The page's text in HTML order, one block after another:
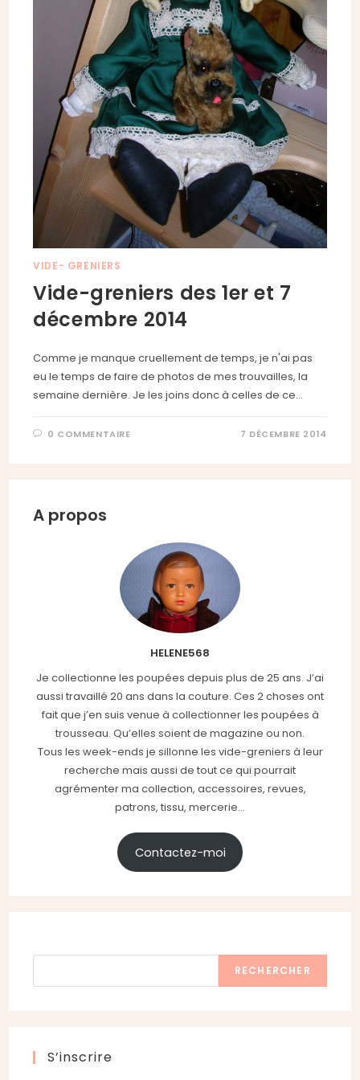
VIDE- GRENIERS
Vide-greniers des 1er et 7
décembre 2014
Comme je manque cruellement de temps, je n'ai pas
eu le temps de faire de photos de mes trouvailles, la
semaine dernière. Je les joins donc à celles de ce…
0 COMMENTAIRE 7 DÉCEMBRE 2014
A propos
HELENE568
Je collectionne les poupées depuis plus de 25 ans. J’ai
aussi travaillé 20 ans dans la couture. Ces 2 choses ont
fait que j’en suis venue à collectionner les poupées à
trousseau. Qu’elles soient de magazine ou non.
Tous les week-ends je sillonne les vide-greniers à leur
recherche mais aussi de tout ce qui pourrait
agrémenter ma collection, accessoires, revues,
patrons, tissu, mercerie...
Contactez-moi
RECHERCHER
S’inscrire